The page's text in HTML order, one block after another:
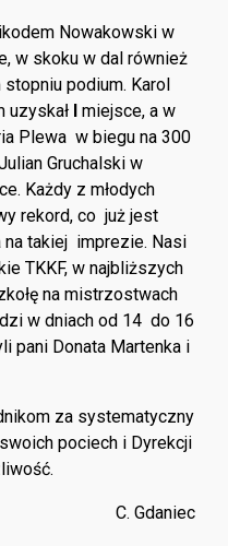
Nowakowski w
w skoku w dal również
podium. Karol
uzyskał I miejsce, a w
Plewa w biegu na 300
Gruchalski w
Każdy z młodych
rekord, co już jest
takiej imprezie. Nasi
TKKF, w najbliższych
na mistrzostwach
w dniach od 14 do 16
pani Donata Martenka i
za systematyczny
pociech i Dyrekcji
C. Gdaniec